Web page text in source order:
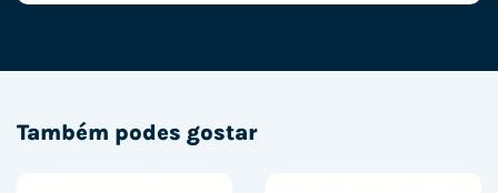
Também podes gostar